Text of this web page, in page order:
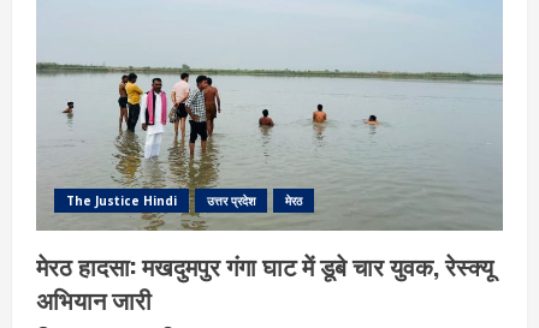
से
जारी
की
चेतावनी
The Justice Hindi उत्तर प्रदेश मेरठ
मेरठ हादसा: मखदुमपुर गंगा घाट में डूबे चार युवक, रेस्क्यू
अभियान जारी